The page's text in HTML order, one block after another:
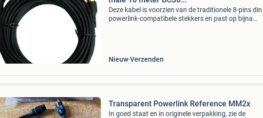
Deze kabel is voorzien van de traditionele 8-pins din
powerlink-compatibele stekkers en past op bijna
Nieuw Verzenden
Transparent Powerlink Reference MM2x
In goed staat en in originele verpakking, zie de